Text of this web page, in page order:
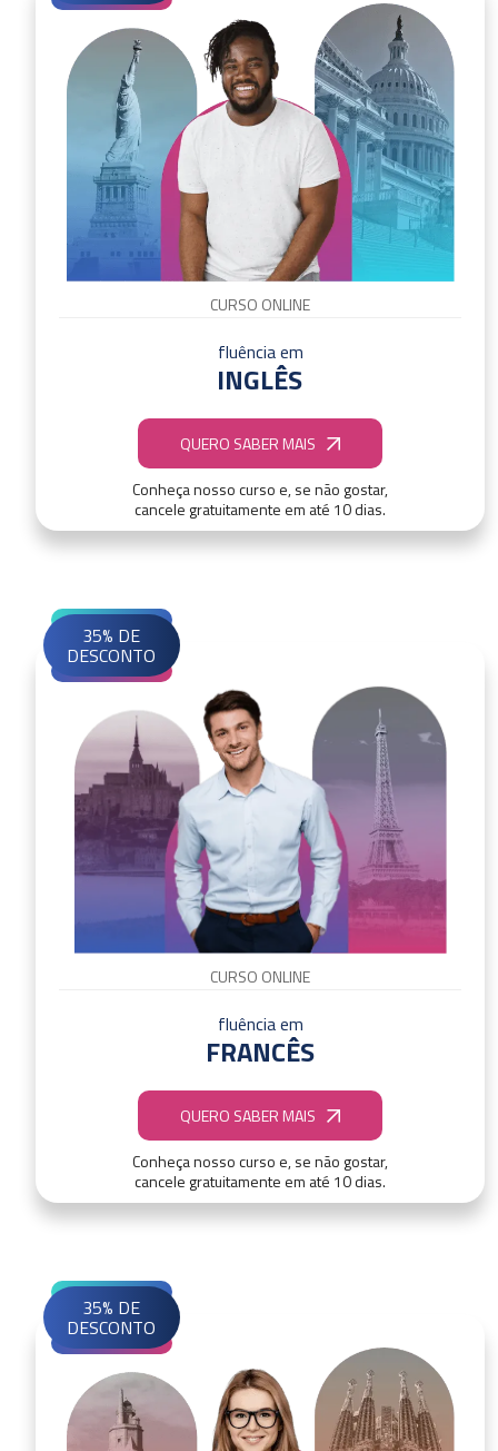
CURSO ONLINE
fluência em
INGLÊS
QUERO SABER MAIS
Conheça nosso curso e, se não gostar,
cancele gratuitamente em até 10 dias.
CURSO ONLINE
fluência em
FRANCÊS
QUERO SABER MAIS
Conheça nosso curso e, se não gostar,
cancele gratuitamente em até 10 dias.
35% DE
DESCONTO
35% DE
DESCONTO